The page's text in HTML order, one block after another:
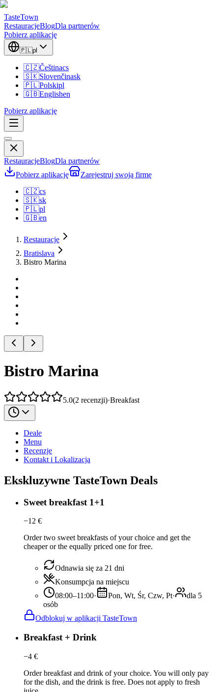
TasteTown
RestauracjeBlogDla partnerów
Pobierz aplikację
🇵🇱pl
🇨🇿Češtinacs
🇸🇰Slovenčinask
🇵🇱Polskipl
🇬🇧Englishen
Pobierz aplikację
RestauracjeBlogDla partnerów
Pobierz aplikację
Zarejestruj swoją firmę
🇨🇿cs
🇸🇰sk
🇵🇱pl
🇬🇧en
Restauracje
Bratislava
Bistro Marina
Bistro Marina
5.0(2 recenzji)·Breakfast
Deale
Menu
Recenzje
Kontakt i Lokalizacja
Ekskluzywne TasteTown Deals
Sweet breakfast 1+1
−12 €
Order two sweet breakfasts of your choice and get the
cheaper or the equally priced one for free.
Odnawia się za 21 dni
Konsumpcja na miejscu
08:00–11:00· Pon, Wt, Śr, Czw, Pt·
dla 5
osób
Odblokuj w aplikacji TasteTown
Breakfast + Drink
−4 €
Order breakfast and drink of your choice. You will only pay
for the dish, and the drink is free. Does not apply to fresh